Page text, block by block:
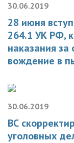
30.06.2019
28 июня
264.1 УК РФ,
наказания
вождение в
30.06.2019
ВС
уголовных